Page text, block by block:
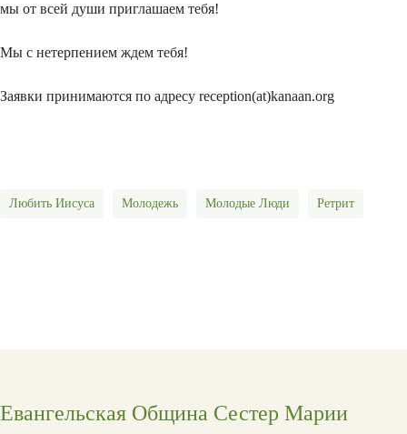
мы от всей души приглашаем тебя!
Мы с нетерпением ждем тебя!
Заявки принимаются по адресу reception(at)kanaan.org
Любить Иисуса Молодежь Молодые Люди Ретрит
Евангельская Община Сестер Марии